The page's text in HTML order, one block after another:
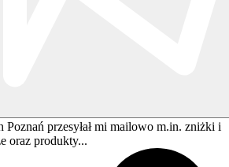
przesyłał mi mailowo m.in. zniżki i
oraz produkty...